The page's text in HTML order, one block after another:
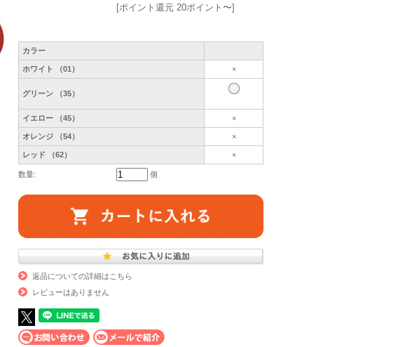
[ポイント還元 20ポイント〜]
カラー
ホワイト （01） ×
グリーン （35）
イエロー （45） ×
オレンジ （54） ×
レッド （62） ×
数量: 個
返品についての詳細はこちら
レビューはありません